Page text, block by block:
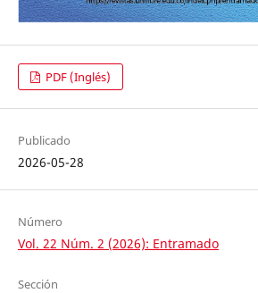
PDF (Inglés)
Publicado
2026-05-28
Número
Vol. 22 Núm. 2 (2026): Entramado
Sección